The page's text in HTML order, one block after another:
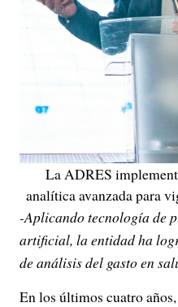
La ADRES
analítica avanzada para
-Aplicando tecnología de
artificial, la entidad ha
de análisis del gasto en
En los últimos cuatro